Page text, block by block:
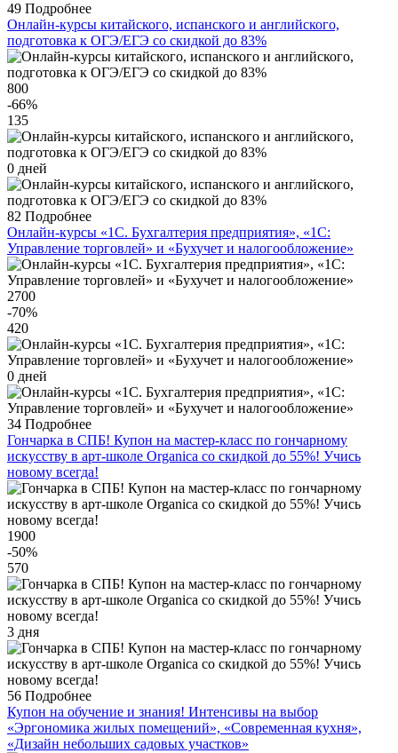
49 Подробнее
Онлайн-курсы китайского, испанского и английского,
подготовка к ОГЭ/ЕГЭ со скидкой до 83%
800
-66%
135
0 дней
82 Подробнее
Онлайн-курсы «1С. Бухгалтерия предприятия», «1С:
Управление торговлей» и «Бухучет и налогообложение»
2700
-70%
420
0 дней
34 Подробнее
Гончарка в СПБ! Купон на мастер-класс по гончарному
искусству в арт-школе Organica со скидкой до 55%! Учись
новому всегда!
1900
-50%
570
3 дня
56 Подробнее
Купон на обучение и знания! Интенсивы на выбор
«Эргономика жилых помещений», «Современная кухня»,
«Дизайн небольших садовых участков»